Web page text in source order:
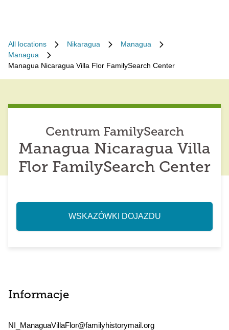
All locations Nikaragua
Managua
Managua
Managua Nicaragua Villa Flor FamilySearch Center
Centrum FamilySearch
Managua Nicaragua Villa
Flor FamilySearch Center
WSKAZÓWKI DOJAZDU
Informacje
NI_ManaguaVillaFlor@familyhistorymail.org